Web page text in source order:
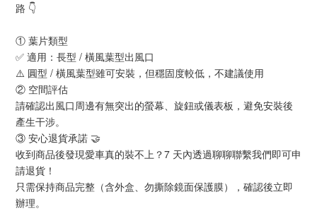
路 👇
① 葉片類型
✅ 適用：長型 / 橫風葉型出風口
⚠️ 圓型 / 橫風葉型雖可安裝，但穩固度較低，不建議使用
② 空間評估
請確認出風口周邊有無突出的螢幕、旋鈕或儀表板，避免安裝後
產生干涉。
③ 安心退貨承諾 🤝
收到商品後發現愛車真的裝不上？7 天內透過聊聊聯繫我們即可申
請退貨！
只需保持商品完整（含外盒、勿撕除鏡面保護膜），確認後立即
辦理。